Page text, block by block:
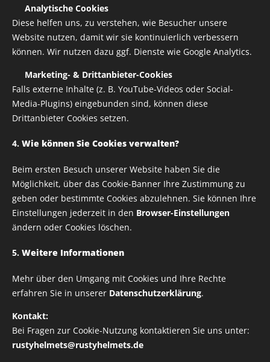
Neues Konto erstellen
Login
E-Mail
Passwort
Login
Haben Sie Ihr Passwort vergessen?
Analytische Cookies
Diese helfen uns, zu verstehen, wie Besucher unsere
Website nutzen, damit wir sie kontinuierlich verbessern
können. Wir nutzen dazu ggf. Dienste wie Google Analytics.
Marketing- & Drittanbieter-Cookies
Falls externe Inhalte (z. B. YouTube-Videos oder Social-
Media-Plugins) eingebunden sind, können diese
Drittanbieter Cookies setzen.
4. Wie können Sie Cookies verwalten?
Beim ersten Besuch unserer Website haben Sie die
Möglichkeit, über das Cookie-Banner Ihre Zustimmung zu
geben oder bestimmte Cookies abzulehnen. Sie können Ihre
Einstellungen jederzeit in den Browser-Einstellungen
ändern oder Cookies löschen.
5. Weitere Informationen
Mehr über den Umgang mit Cookies und Ihre Rechte
erfahren Sie in unserer Datenschutzerklärung.
Kontakt:
Bei Fragen zur Cookie-Nutzung kontaktieren Sie uns unter:
rustyhelmets@rustyhelmets.de